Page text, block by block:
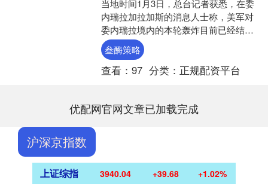
当地时间1月3日，总台记者获悉，在委
内瑞拉加拉加斯的消息人士称，美军对
委内瑞拉境内的本轮轰炸目前已经结
束，持续约一小时。轰炸地点包括委军
用机场、国防部、港口等目....
叁酶策略
查看： 97 分类： 正规配资平台
优配网官网文章已加载完成
沪深京指数
上证综指 3940.04 +39.68 +1.02%